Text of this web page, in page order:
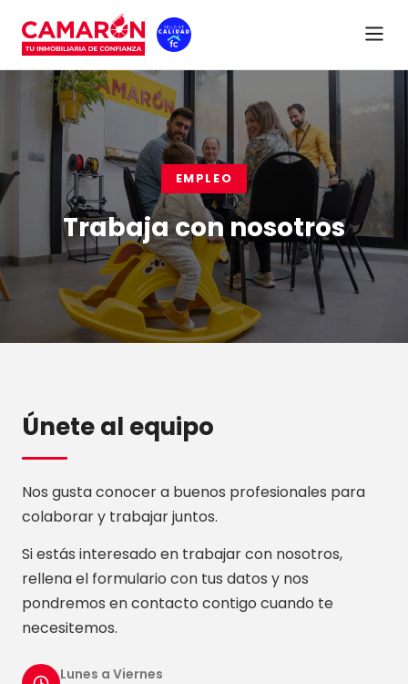
EMPLEO
Trabaja con nosotros
Únete al equipo
Nos gusta conocer a buenos profesionales para
colaborar y trabajar juntos.
Si estás interesado en trabajar con nosotros,
rellena el formulario con tus datos y nos
pondremos en contacto contigo cuando te
necesitemos.
Lunes a Viernes